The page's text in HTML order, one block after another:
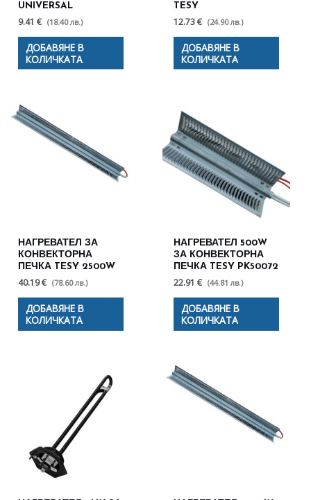
UNIVERSAL
9.41 € (18.40 лв.)
ДОБАВЯНЕ В
КОЛИЧКАТА
TESY
12.73 € (24.90 лв.)
ДОБАВЯНЕ В
КОЛИЧКАТА
НАГРЕВАТЕЛ ЗА
КОНВЕКТОРНА
ПЕЧКА TESY 2500W
40.19 € (78.60 лв.)
ДОБАВЯНЕ В
КОЛИЧКАТА
НАГРЕВАТЕЛ 500W
ЗА КОНВЕКТОРНА
ПЕЧКА TESY PK50072
22.91 € (44.81 лв.)
ДОБАВЯНЕ В
КОЛИЧКАТА